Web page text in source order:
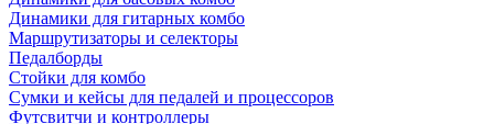
Динамики для гитарных комбо
Маршрутизаторы и селекторы
Педалборды
Стойки для комбо
Сумки и кейсы для педалей и процессоров
Футсвитчи и контроллеры